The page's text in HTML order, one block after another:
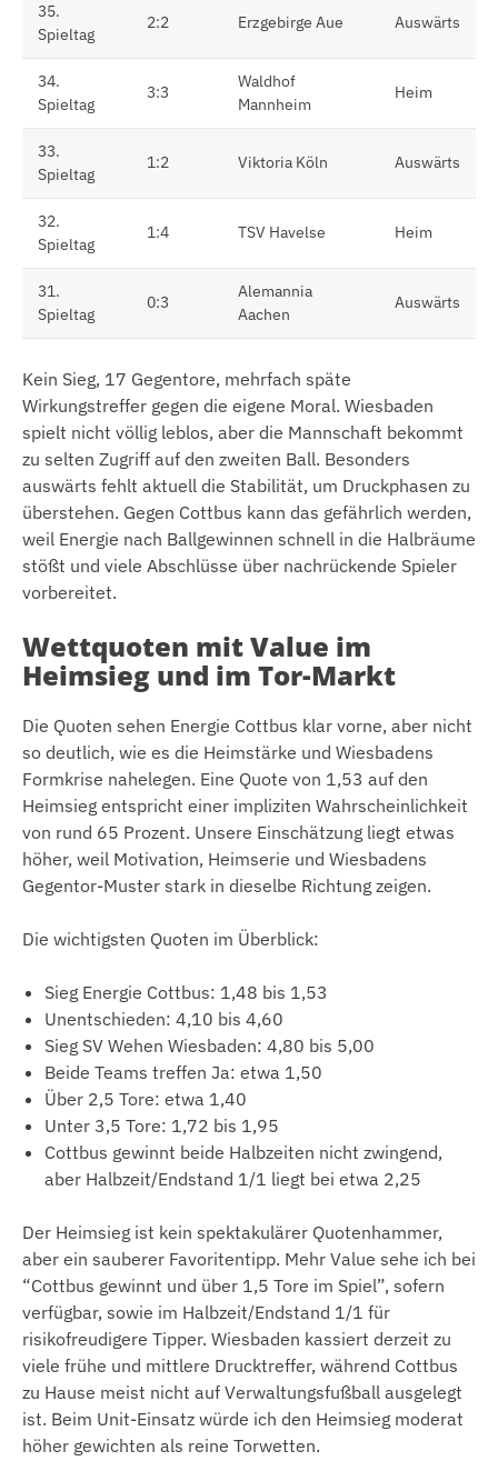
35.
Spieltag
2:2 Erzgebirge Aue Auswärts
34.
Spieltag
3:3
Waldhof
Mannheim
Heim
33.
Spieltag
1:2 Viktoria Köln Auswärts
32.
Spieltag
1:4 TSV Havelse Heim
31.
Spieltag
0:3
Alemannia
Aachen
Auswärts
Kein Sieg, 17 Gegentore, mehrfach späte
Wirkungstreffer gegen die eigene Moral. Wiesbaden
spielt nicht völlig leblos, aber die Mannschaft bekommt
zu selten Zugriff auf den zweiten Ball. Besonders
auswärts fehlt aktuell die Stabilität, um Druckphasen zu
überstehen. Gegen Cottbus kann das gefährlich werden,
weil Energie nach Ballgewinnen schnell in die Halbräume
stößt und viele Abschlüsse über nachrückende Spieler
vorbereitet.
Wettquoten mit Value im
Heimsieg und im Tor-Markt
Die Quoten sehen Energie Cottbus klar vorne, aber nicht
so deutlich, wie es die Heimstärke und Wiesbadens
Formkrise nahelegen. Eine Quote von 1,53 auf den
Heimsieg entspricht einer impliziten Wahrscheinlichkeit
von rund 65 Prozent. Unsere Einschätzung liegt etwas
höher, weil Motivation, Heimserie und Wiesbadens
Gegentor-Muster stark in dieselbe Richtung zeigen.
Die wichtigsten Quoten im Überblick:
Sieg Energie Cottbus: 1,48 bis 1,53
Unentschieden: 4,10 bis 4,60
Sieg SV Wehen Wiesbaden: 4,80 bis 5,00
Beide Teams treffen Ja: etwa 1,50
Über 2,5 Tore: etwa 1,40
Unter 3,5 Tore: 1,72 bis 1,95
Cottbus gewinnt beide Halbzeiten nicht zwingend,
aber Halbzeit/Endstand 1/1 liegt bei etwa 2,25
Der Heimsieg ist kein spektakulärer Quotenhammer,
aber ein sauberer Favoritentipp. Mehr Value sehe ich bei
“Cottbus gewinnt und über 1,5 Tore im Spiel”, sofern
verfügbar, sowie im Halbzeit/Endstand 1/1 für
risikofreudigere Tipper. Wiesbaden kassiert derzeit zu
viele frühe und mittlere Drucktreffer, während Cottbus
zu Hause meist nicht auf Verwaltungsfußball ausgelegt
ist. Beim Unit-Einsatz würde ich den Heimsieg moderat
höher gewichten als reine Torwetten.